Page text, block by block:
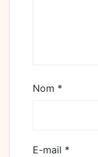
Nom *
E-mail *